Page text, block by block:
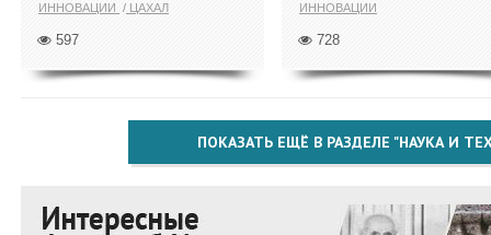
ИННОВАЦИИ ЦАХАЛ
597
ИННОВАЦИИ
728
ПОКАЗАТЬ ЕЩЁ В РАЗДЕЛЕ "НАУКА И